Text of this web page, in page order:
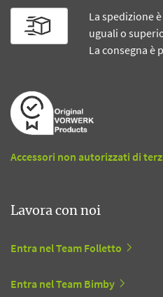
La spedizione
uguali o
La consegna è
Accessori non autorizzati di
Lavora con noi
Entra nel Team Folletto
Entra nel Team Bimby